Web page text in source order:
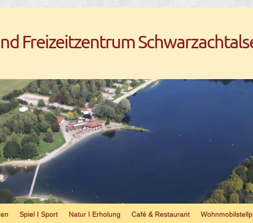
Freizeitzentrum
Spiel I Sport Natur I Erholung Café & Restaurant